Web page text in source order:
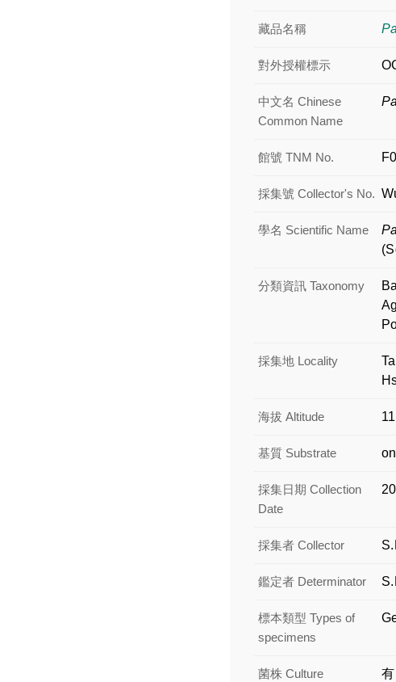
藏品名稱
對外授權標示
中文名 Chinese
Common Name
館號 TNM No.
採集號 Collector's No.
學名 Scientific Name
分類資訊 Taxonomy
採集地 Locality
海拔 Altitude
基質 Substrate
採集日期 Collection
Date
採集者 Collector
鑑定者 Determinator
標本類型 Types of
specimens
菌株 Culture 有